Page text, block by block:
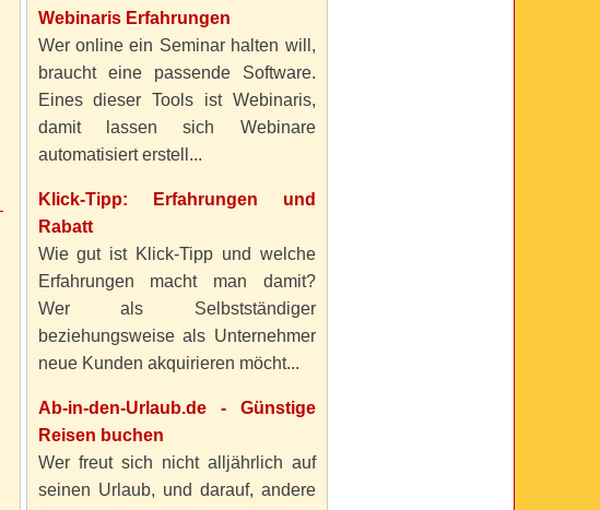
Webinaris Erfahrungen
Wer online ein Seminar halten will,
braucht eine passende Software.
Eines dieser Tools ist Webinaris,
damit lassen sich Webinare
automatisiert erstell...
Klick-Tipp: Erfahrungen und
Rabatt
Wie gut ist Klick-Tipp und welche
Erfahrungen macht man damit?
Wer als Selbstständiger
beziehungsweise als Unternehmer
neue Kunden akquirieren möcht...
Ab-in-den-Urlaub.de - Günstige
Reisen buchen
Wer freut sich nicht alljährlich auf
seinen Urlaub, und darauf, andere